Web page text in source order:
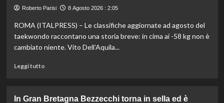
Roberto Parisi 8 Agosto 2026 : 2:05
ROMA (ITALPRESS) – Le classifiche aggiornate ad agosto del
taekwondo raccontano una storia breve: in cima ai -58 kg non è
cambiato niente. Vito Dell’Aquila...
Leggi tuttoLeggi
In Gran Bretagna Bezzecchi torna in sella ed è